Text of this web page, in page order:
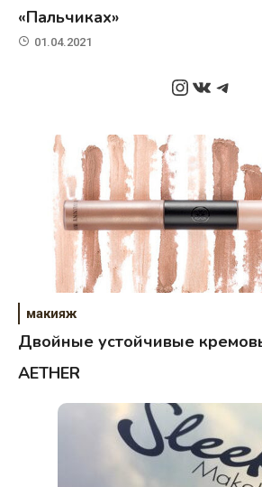
«Пальчиках»
01.04.2021
Instagram
макияж
Двойные устойчивые
AETHER